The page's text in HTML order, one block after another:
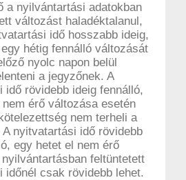
a nyilvántartási adatokban
változást haladéktalanul,
idő hosszabb ideig,
hétig fennálló változását
nyolc napon belül
a jegyzőnek. A
idő rövidebb ideig fennálló,
érő változása esetén
nem terheli a
nyitvatartási idő rövidebb
egy hetet el nem érő
feltüntetett
időnél csak rövidebb lehet.